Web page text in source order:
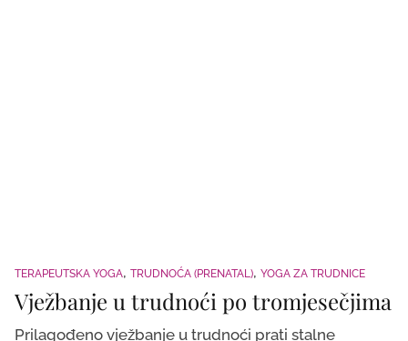
TERAPEUTSKA YOGA TRUDNOĆA (PRENATAL) YOGA ZA TRUDNICE
Vježbanje u trudnoći po tromjesečjima
Prilagođeno vježbanje u trudnoći prati stalne